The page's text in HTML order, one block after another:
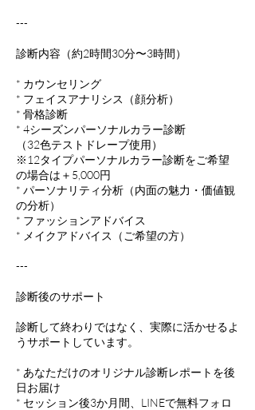
---
診断内容（約2時間30分〜3時間）
* カウンセリング
* フェイスアナリシス（顔分析）
* 骨格診断
* 4シーズンパーソナルカラー診断
（32色テストドレープ使用）
※12タイプパーソナルカラー診断をご希望
の場合は＋5,000円
* パーソナリティ分析（内面の魅力・価値観
の分析）
* ファッションアドバイス
* メイクアドバイス（ご希望の方）
---
診断後のサポート
診断して終わりではなく、実際に活かせるよ
うサポートしています。
* あなただけのオリジナル診断レポートを後
日お届け
* セッション後3か月間、LINEで無料フォロ